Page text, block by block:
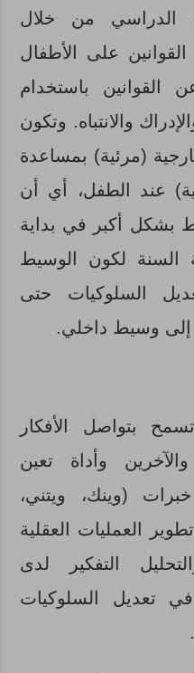
من خلال
على الأطفال
القوانين باستخدام
والانتباه. وتكون
(مرئية) بمساعدة
عند الطفل، أي أن
بشكل أكبر في بداية
السنة لكون الوسيط
السلوكيات حتى
وسيط داخلي.
بتواصل الأفكار
وأداة تعين
(وينك، ويتني،
العمليات العقلية
التفكير لدى
تعديل السلوكيات